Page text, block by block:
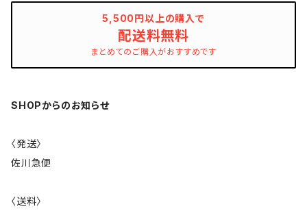
5,500円以上の購入で
配送料無料
まとめてのご購入がおすすめです
SHOPからのお知らせ
〈発送〉
佐川急便
〈送料〉